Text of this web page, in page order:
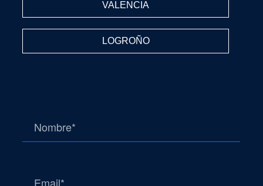
VALENCIA
LOGROÑO